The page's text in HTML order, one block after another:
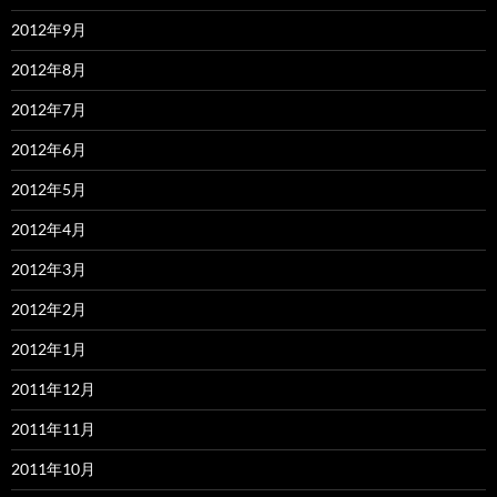
2012年9月
2012年8月
2012年7月
2012年6月
2012年5月
2012年4月
2012年3月
2012年2月
2012年1月
2011年12月
2011年11月
2011年10月